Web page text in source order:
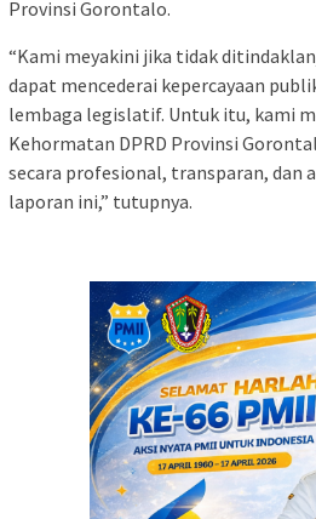
Provinsi Gorontalo.
“Kami meyakini jika tidak
dapat mencederai kepercayaan
lembaga legislatif. Untuk itu, kami
Kehormatan DPRD Provinsi
secara profesional, transparan, dan
laporan ini,” tutupnya.